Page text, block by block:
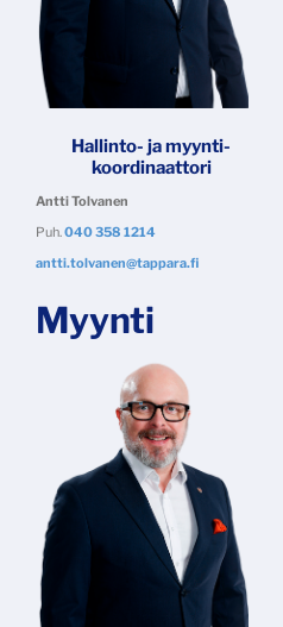
Hallinto- ja myynti-
koordinaattori
Antti Tolvanen
Puh.040 358 1214
antti.tolvanen@tappara.fi
Myynti